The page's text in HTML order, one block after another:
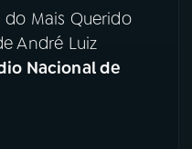
Mais Querido
André Luiz
Nacional de